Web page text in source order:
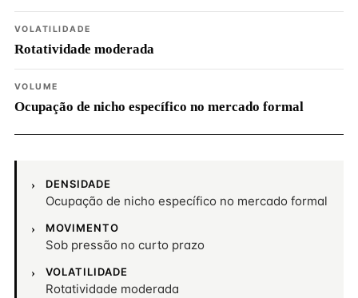
VOLATILIDADE
Rotatividade moderada
VOLUME
Ocupação de nicho específico no mercado formal
DENSIDADE
Ocupação de nicho específico no mercado formal
MOVIMENTO
Sob pressão no curto prazo
VOLATILIDADE
Rotatividade moderada